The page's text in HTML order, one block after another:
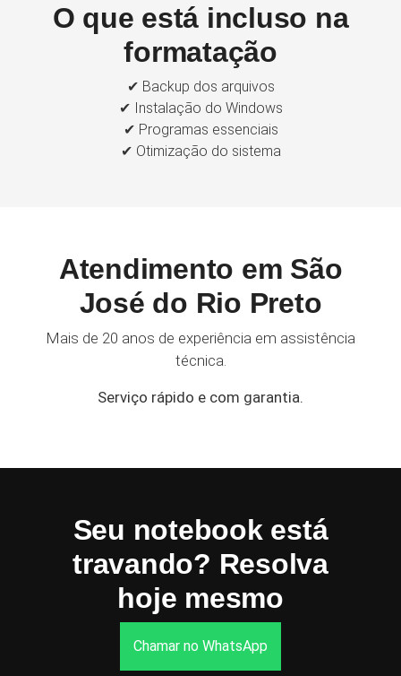
O que está incluso na
formatação
✔ Backup dos arquivos
✔ Instalação do Windows
✔ Programas essenciais
✔ Otimização do sistema
Atendimento em São
José do Rio Preto
Mais de 20 anos de experiência em assistência
técnica.
Serviço rápido e com garantia.
Seu notebook está
travando? Resolva
hoje mesmo
Chamar no WhatsApp